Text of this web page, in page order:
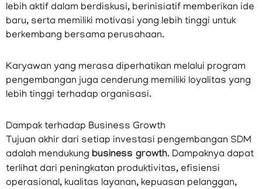
lebih aktif dalam berdiskusi, berinisiatif memberikan ide
baru, serta memiliki motivasi yang lebih tinggi untuk
berkembang bersama perusahaan.
Karyawan yang merasa diperhatikan melalui program
pengembangan juga cenderung memiliki loyalitas yang
lebih tinggi terhadap organisasi.
Dampak terhadap Business Growth
Tujuan akhir dari setiap investasi pengembangan SDM
adalah mendukung business growth. Dampaknya dapat
terlihat dari peningkatan produktivitas, efisiensi
operasional, kualitas layanan, kepuasan pelanggan,